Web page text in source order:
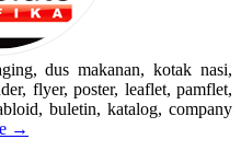
dus makanan, kotak nasi,
flyer, poster, leaflet, pamflet,
buletin, katalog, company
→